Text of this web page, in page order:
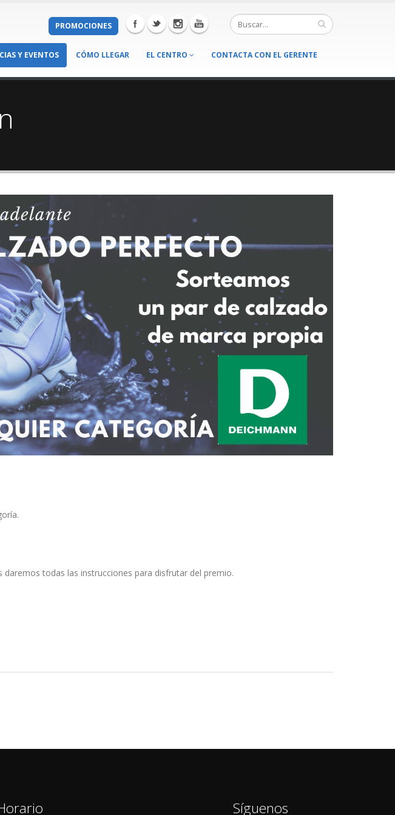
PROMOCIONES
Y EVENTOS CÓMO LLEGAR EL CENTRO CONTACTA CON EL GERENTE
todas las instrucciones para disfrutar del premio.
Síguenos